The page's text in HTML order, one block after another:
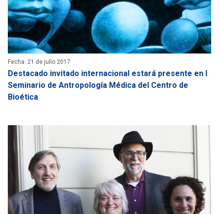
Fecha: 21 de julio 2017
Destacado invitado internacional estará presente en I
Seminario de Antropología Médica del Centro de
Bioética